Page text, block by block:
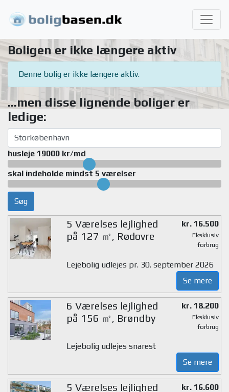
Boligen er ikke længere aktiv
Denne bolig er ikke længere aktiv.
...men disse lignende boliger er
ledige:
husleje 19000 kr/md
skal indeholde mindst 5 værelser
Søg
5 Værelses lejlighed
på 127 ㎡, Rødovre
kr. 16.500
Eksklusiv
forbrug
Lejebolig udlejes pr. 30. september 2026
Se mere
6 Værelses lejlighed
på 156 ㎡, Brøndby
kr. 18.200
Eksklusiv
forbrug
Lejebolig udlejes snarest
Se mere
5 Værelses lejlighed
kr. 16.600